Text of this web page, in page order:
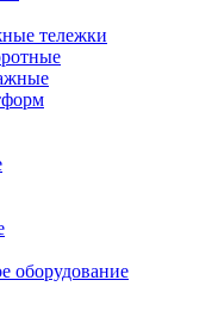
тележки
оборудование